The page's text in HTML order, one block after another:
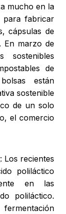
mucho en la
para fabricar
cápsulas de
En marzo de
sostenibles
de
están
sostenible
de un solo
el comercio
: Los recientes
poliláctico
en las
poliláctico.